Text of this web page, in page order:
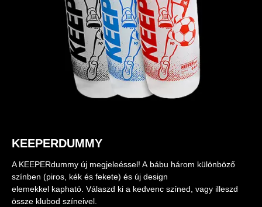
KEEPERDUMMY
A KEEPERdummy új megjeleéssel! A bábu három különböző
színben (piros, kék és fekete) és új design
elemekkel kapható. Válaszd ki a kedvenc színed, vagy illeszd
össze klubod színeivel.